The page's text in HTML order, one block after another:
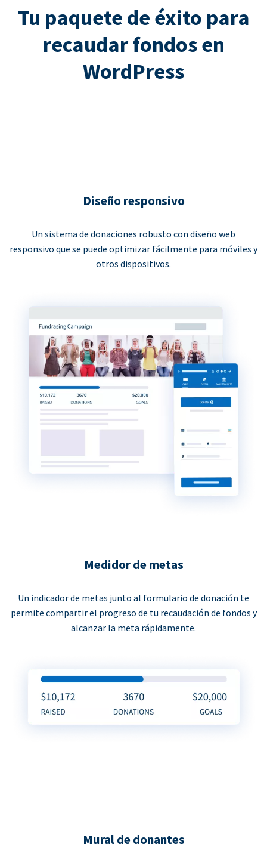
Tu paquete de éxito para
recaudar fondos en
WordPress
Diseño responsivo
Un sistema de donaciones robusto con diseño web
responsivo que se puede optimizar fácilmente para móviles y
otros dispositivos.
Medidor de metas
Un indicador de metas junto al formulario de donación te
permite compartir el progreso de tu recaudación de fondos y
alcanzar la meta rápidamente.
Mural de donantes